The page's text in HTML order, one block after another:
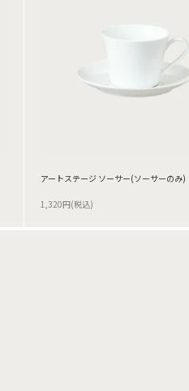
アートステージ ソーサー(ソーサーのみ)
1,320円(税込)